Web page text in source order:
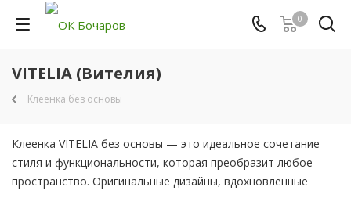
0
VITELIA (Вителия)
Клеенка без основы
Клеенка VITELIA без основы — это идеальное сочетание
стиля и функциональности, которая преобразит любое
пространство. Оригинальные дизайны, вдохновленные